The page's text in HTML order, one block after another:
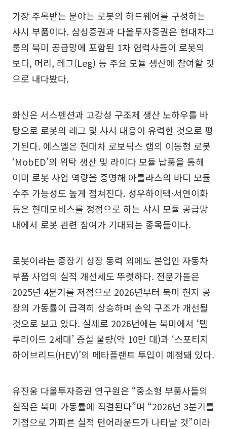
가장 주목받는 분야는 로봇의 하드웨어를 구성하는
샤시 부품이다. 삼성증권과 다올투자증권은 현대차그
룹의 북미 공급망에 포함된 1차 협력사들이 로봇의
보디, 머리, 레그(Leg) 등 주요 모듈 생산에 참여할 것
으로 내다봤다.
화신은 서스펜션과 고강성 구조체 생산 노하우를 바
탕으로 로봇의 레그 및 샤시 대응이 유력한 것으로 평
가된다. 에스엘은 현대차 로보틱스 랩의 이동형 로봇
‘MobED’의 위탁 생산 및 라이다 모듈 납품을 통해
이미 로봇 사업 역량을 증명해 아틀라스의 바디 모듈
수주 가능성도 높게 점쳐진다. 성우하이텍·서연이화
등은 현대모비스를 정점으로 하는 샤시 모듈 공급망
내에서 로봇 관련 참여가 기대되는 종목들이다.
로봇이라는 중장기 성장 동력 외에도 본업인 자동차
부품 사업의 실적 개선세도 뚜렷하다. 전문가들은
2025년 4분기를 저점으로 2026년부터 북미 현지 공
장의 가동률이 급격히 상승하며 손익 구조가 개선될
것으로 보고 있다. 실제로 2026년에는 북미에서 ‘텔
루라이드 2세대’ 증설 물량(약 10만 대)과 ‘스포티지
하이브리드(HEV)’의 메타플랜트 투입이 예정돼 있다.
유진웅 다올투자증권 연구원은 “중소형 부품사들의
실적은 북미 가동률에 직결된다”며 “2026년 3분기를
기점으로 가파른 실적 턴어라운드가 나타날 것”이라